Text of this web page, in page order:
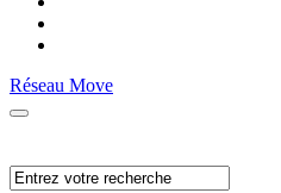
Réseau Move